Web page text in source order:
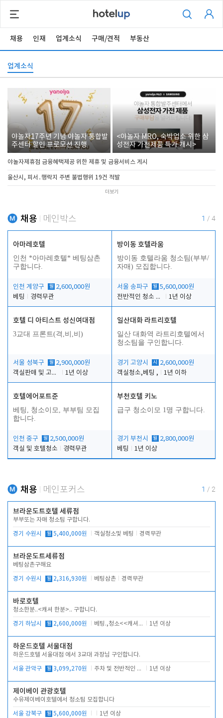
채용 인재 업계소식 구매/견적 부동산
업계소식
야놀자17주년 기념 야놀자 통합발
주센터 할인 프로모션 진행
<야놀자 MRO, 숙박업소 위한 삼
성전자 가전제품 특가 개시>
야놀자제휴점 금융혜택제공 위한 제휴 및 금융서비스 게시
울산시, 피서․행락지 주변 불법행위 19건 적발
더보기
채용 메인박스 1 / 4
아마레호텔
인천 *아마레호텔* 베팅삼촌
구합니다.
인천 계양구 월 2,600,000원
베팅
경력무관
방이동 호텔라움
방이동 호텔라움 청소팀(부부/
자매) 모집합니다.
서울 송파구 월 5,600,000원
전반적인 청소 업무(객실청소.객실정리)
1년 이상
호텔 디 아티스트 성신여대점
3교대 프론트(격,비,비)
서울 성북구 월 2,900,000원
객실판매 및 고객응대
1년 이상
일산대화 라트리호텔
일산 대화역 라트리호텔에서
청소팀을 구인합니다.
경기 고양시 시
2,600,000원
객실청소,베팅 ,
1년 이하
호텔에어포트준
베팅, 청소이모, 부부팀 모집
합니다.
인천 중구 월 2,500,000원
객실 및 호텔청소
경력무관
부천호텔 키노
급구 청소이모 1명 구합니다.
경기 부천시 월 2,800,000원
베팅
1년 이상
채용 메인포커스 1 / 2
브라운도트호텔 세류점
부부또는 자매 청소팀 구합니다.
경기 수원시 월 5,400,000원 객실청소및 베팅 경력무관
브라운도트세류점
베팅삼촌구해요
경기 수원시 월 2,316,930원 베팅삼촌 경력무관
바로호텔
청소한분..<캐셔 한분>.. 구합니다.
경기 하남시 월 2,600,000원 베팅.,청소<<캐셔 모셔봅니다. 1년 이상
하운드호텔 서울대점
하운드호텔 서울대점 에서 3교대 과장님 구인합니다.
서울 관악구 월 3,099,270원 주차 및 전반적인 당번업무 1년 이상
제이베이 관광호텔
수유제이베이호텔에서 청소팀 모집합니다
서울 강북구 월 5,600,000원 1년 이상